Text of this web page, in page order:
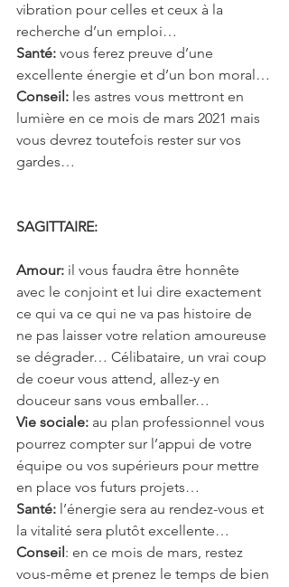
vibration pour celles et ceux à la
recherche d’un emploi…
Santé: vous ferez preuve d’une
excellente énergie et d’un bon moral…
Conseil: les astres vous mettront en
lumière en ce mois de mars 2021 mais
vous devrez toutefois rester sur vos
gardes…
SAGITTAIRE:
Amour: il vous faudra être honnête
avec le conjoint et lui dire exactement
ce qui va ce qui ne va pas histoire de
ne pas laisser votre relation amoureuse
se dégrader… Célibataire, un vrai coup
de coeur vous attend, allez-y en
douceur sans vous emballer…
Vie sociale: au plan professionnel vous
pourrez compter sur l’appui de votre
équipe ou vos supérieurs pour mettre
en place vos futurs projets…
Santé: l’énergie sera au rendez-vous et
la vitalité sera plutôt excellente…
Conseil: en ce mois de mars, restez
vous-même et prenez le temps de bien